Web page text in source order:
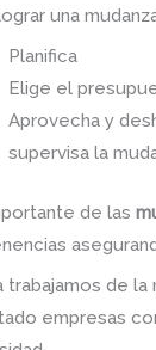
una
Planifica
Elige el
Aprovecha y
supervisa la
de las
trabajamos de
empresas